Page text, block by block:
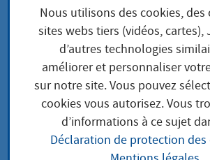
Brennholz aus dem Stadtwald
Brennholz aus
Stadtwald
vendredi, 12.06.2026|Klimaschutz
Nous utilisons des cookies, des
sites webs tiers (vidéos, cartes),
d’autres technologies
améliorer et personnaliser
sur notre site. Vous pouvez
cookies vous autorisez. Vous
d’informations à ce sujet
Déclaration de protection des